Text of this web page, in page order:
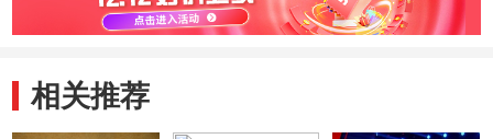
相关推荐